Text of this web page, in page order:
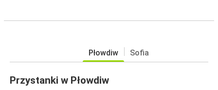
Płowdiw Sofia
Przystanki w Płowdiw